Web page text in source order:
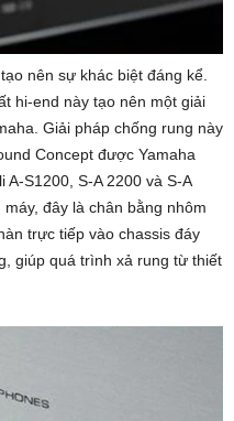
nên sự khác biệt đáng kể.
hi-end này tạo nên một giải
Giải pháp chống rung này
Concept được Yamaha
S1200, S-A 2200 và S-A
đây là chân bằng nhôm
trực tiếp vào chassis đáy
giúp quá trình xả rung từ thiết